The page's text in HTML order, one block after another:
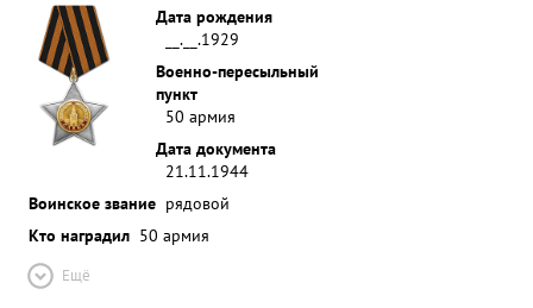
Дата рождения
__.__.1929
Военно-пересыльный
пункт
50 армия
Дата документа
21.11.1944
Воинское звание рядовой
Кто наградил 50 армия
Ещё